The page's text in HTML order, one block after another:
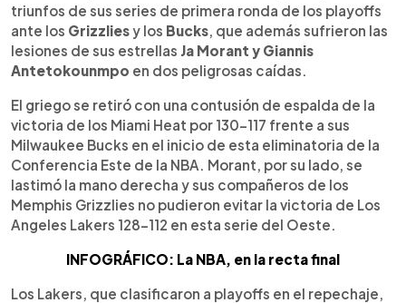
triunfos de sus series de primera ronda de los playoffs
ante los Grizzliesy los Bucks, que además sufrieron las
lesiones de sus estrellas Ja Morant y Giannis
Antetokounmpo en dos peligrosas caídas.
El griego se retiró con una contusión de espalda de la
victoria de los Miami Heat por 130-117 frente a sus
Milwaukee Bucks en el inicio de esta eliminatoria de la
Conferencia Este de la NBA. Morant, por su lado, se
lastimó la mano derecha y sus compañeros de los
Memphis Grizzlies no pudieron evitar la victoria de Los
Angeles Lakers 128-112 en esta serie del Oeste.
INFOGRÁFICO: La NBA, en la recta final
Los Lakers, que clasificaron a playoffs en el repechaje,